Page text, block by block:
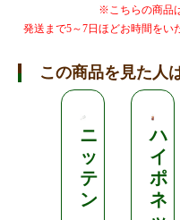
※こちらの商品
発送まで5～7日ほどお時間をい
この商品を見た人
ニ
ッ
テ
ン
ハ
イ
ポ
ネ